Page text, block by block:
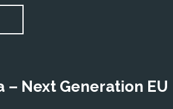
Next Generation EU